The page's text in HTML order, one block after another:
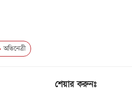
অভিনেত্রী
শেয়ার করুনঃ